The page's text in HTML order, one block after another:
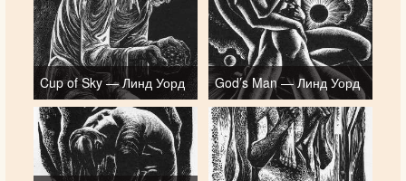
Cup of Sky — Линд Уорд God’s Man — Линд Уорд